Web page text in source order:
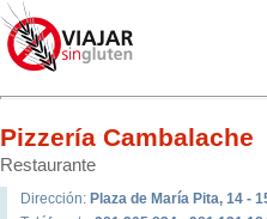
Pizzería Cambalache
Restaurante
Dirección: Plaza de María Pita, 14 -